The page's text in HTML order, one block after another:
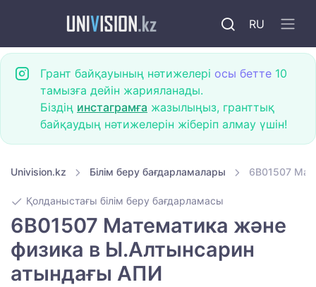
RU
Грант байқауының нәтижелері осы бетте 10
тамызға дейін жарияланады.
Біздің инстаграмға жазылыңыз, гранттық
байқаудың нәтижелерін жіберіп алмау үшін!
Univision.kz Білім беру бағдарламалары 6B01507
Қолданыстағы білім беру бағдарламасы
6B01507 Математика және
физика в Ы.Алтынсарин
атындағы АПИ